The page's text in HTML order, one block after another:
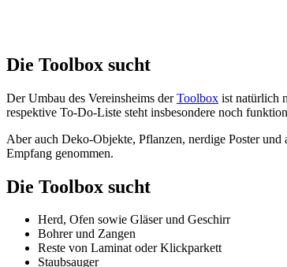
Die Toolbox sucht
Der Umbau des Vereinsheims derToolbox ist natürlich
respektive To-Do-Liste steht insbesondere noch
Aber auch Deko-Objekte, Pflanzen, nerdige Poster
Empfang genommen.
Die Toolbox sucht
Herd, Ofen sowie Gläser und Geschirr
Bohrer und Zangen
Reste von Laminat oder Klickparkett
Staubsauger